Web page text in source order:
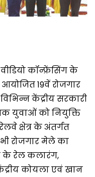
वीडियो कॉन्फ्रेंसिंग के
19वें रोजगार
केंद्रीय सरकारी
युवाओं को नियुक्ति
क्षेत्र के अंतर्गत
रोजगार मेले का
के रेल कलारंग,
कोयला एवं खान